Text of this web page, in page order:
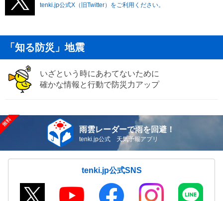
tenki.jp公式X（旧Twitter）をご利用ください。
「知る防災」地震
いざという時にあわてないために
確かな情報と行動で防災力アップ
雨雲レーダーで雨を回避！
tenki.jp公式 天気予報アプリ
tenki.jp公式SNS